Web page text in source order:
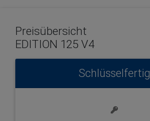
Preisübersicht
EDITION 125 V4
Schlüsselfertig